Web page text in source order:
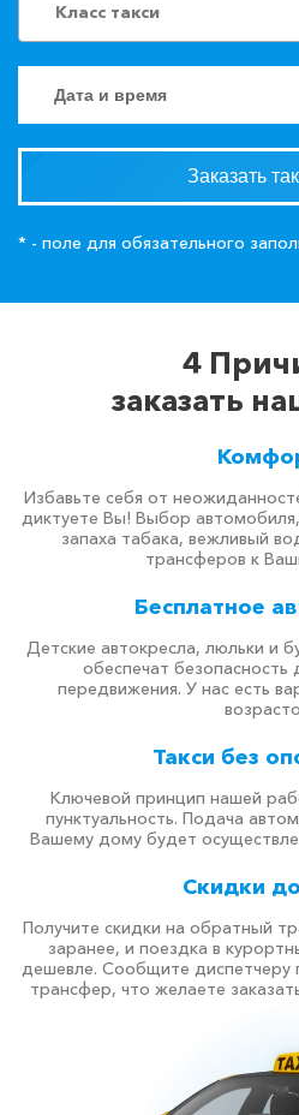
Класс такси
Заказать
* - поле для обязательного
4
заказать
Избавьте себя от
диктуете Вы! Выбор
запаха табака, вежливый
трансферов к
Бесплатное
Детские автокресла, люльки и
обеспечат безопасность
передвижения. У нас есть
Такси без
Ключевой принцип нашей
пунктуальность. Подача
Вашему дому будет
Скидки
Получите скидки на обратный
заранее, и поездка в
дешевле. Сообщите диспетчеру
трансфер, что желаете